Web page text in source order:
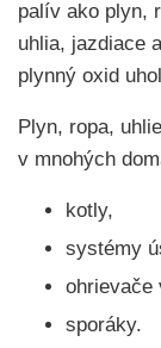
palív ako plyn,
uhlia, jazdiace
plynný oxid
Plyn, ropa,
v mnohých
kotly,
systémy
ohrievače
sporáky.